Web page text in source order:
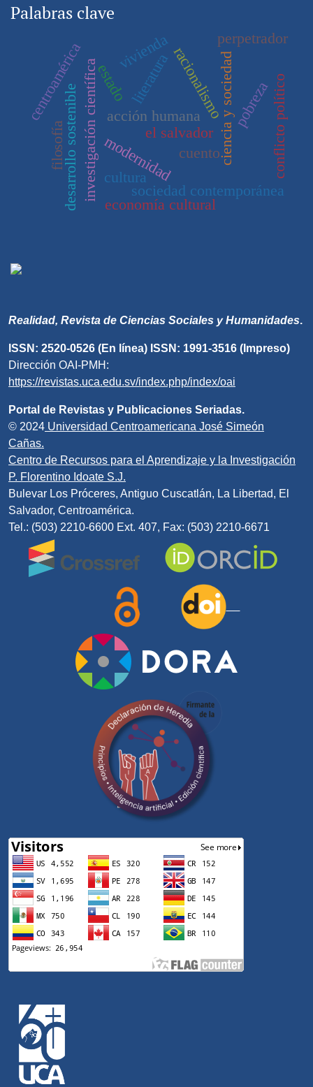
Palabras clave
racionalismo
modernidad
investigación científica ciencia y sociedad
sociedad contemporánea
acción humana
desarrollo sostenible
cultura
economía cultural
el salvador
literatura
centroamérica
cuento
estado
vivienda
pobrezaconflicto político
filosofía
perpetrador
Realidad, Revista de Ciencias Sociales y Humanidades.
ISSN: 2520-0526 (En línea) ISSN: 1991-3516 (Impreso)
Dirección OAI-PMH:
https://revistas.uca.edu.sv/index.php/index/oai
Portal de Revistas y Publicaciones Seriadas.
© 2024 Universidad Centroamericana José Simeón
Cañas.
Centro de Recursos para el Aprendizaje y la Investigación
P. Florentino Idoate S.J.
Bulevar Los Próceres, Antiguo Cuscatlán, La Libertad, El
Salvador, Centroamérica.
Tel.: (503) 2210-6600 Ext. 407, Fax: (503) 2210-6671